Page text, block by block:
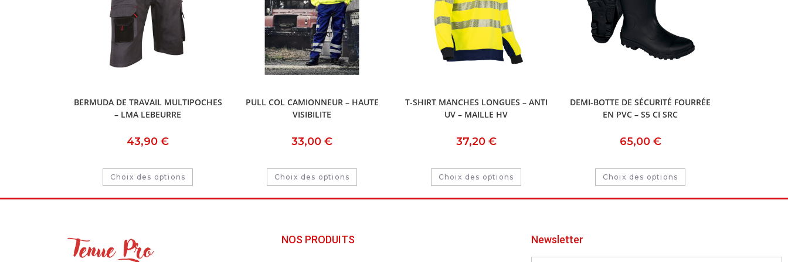
BERMUDA DE TRAVAIL MULTIPOCHES
– LMA LEBEURRE
43,90 €
Choix des options
PULL COL CAMIONNEUR – HAUTE
VISIBILITE
33,00 €
Choix des options
T-SHIRT MANCHES LONGUES – ANTI
UV – MAILLE HV
37,20 €
Choix des options
DEMI-BOTTE DE SÉCURITÉ FOURRÉE
EN PVC – S5 CI SRC
65,00 €
Choix des options
NOS PRODUITS Newsletter